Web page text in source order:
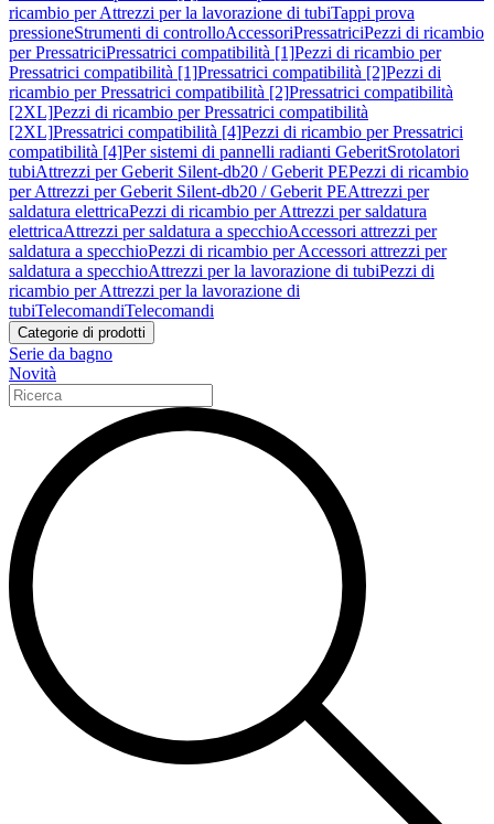
ricambio per Attrezzi per la lavorazione di tubiTappi prova
pressioneStrumenti di controlloAccessoriPressatriciPezzi di ricambio
per PressatriciPressatrici compatibilità [1]Pezzi di ricambio per
Pressatrici compatibilità [1]Pressatrici compatibilità [2]Pezzi di
ricambio per Pressatrici compatibilità [2]Pressatrici compatibilità
[2XL]Pezzi di ricambio per Pressatrici compatibilità
[2XL]Pressatrici compatibilità [4]Pezzi di ricambio per Pressatrici
compatibilità [4]Per sistemi di pannelli radianti GeberitSrotolatori
tubiAttrezzi per Geberit Silent-db20 / Geberit PEPezzi di ricambio
per Attrezzi per Geberit Silent-db20 / Geberit PEAttrezzi per
saldatura elettricaPezzi di ricambio per Attrezzi per saldatura
elettricaAttrezzi per saldatura a specchioAccessori attrezzi per
saldatura a specchioPezzi di ricambio per Accessori attrezzi per
saldatura a specchioAttrezzi per la lavorazione di tubiPezzi di
ricambio per Attrezzi per la lavorazione di
tubiTelecomandiTelecomandi
Categorie di prodotti
Serie da bagno
Novità